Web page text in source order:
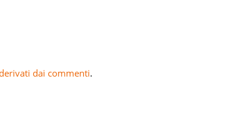
dai commenti.